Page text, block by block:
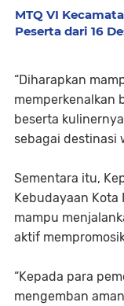
MTQ VI
Peserta dari 16
“Diharapkan
memperkenalkan
beserta
sebagai destinasi
Sementara itu,
Kebudayaan Kota
mampu
aktif
“Kepada para
mengemban